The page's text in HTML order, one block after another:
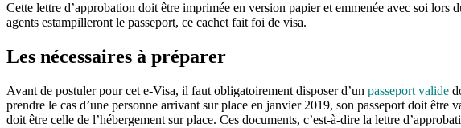
Cette lettre d’approbation doit être imprimée en version papier et emmenée avec soi
agents estampilleront le passeport, ce cachet fait foi de visa.
Les nécessaires à préparer
Avant de postuler pour cet e-Visa, il faut obligatoirement disposer d’un passeport valide
prendre le cas d’une personne arrivant sur place en janvier 2019, son passeport doit être
doit être celle de l’hébergement sur place. Ces documents, c’est-à-dire la lettre